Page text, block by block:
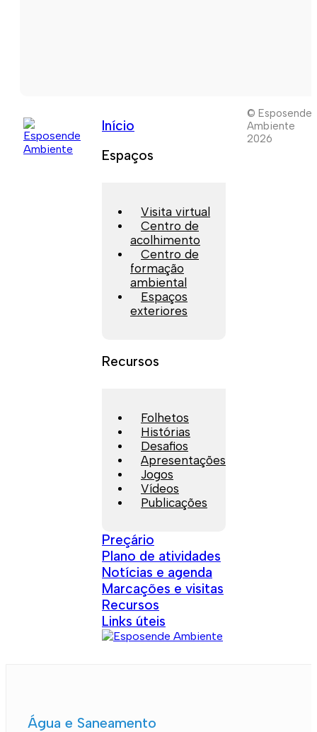
Início
Espaços
Visita virtual
Centro de
acolhimento
Centro de
formação
ambiental
Espaços
exteriores
Recursos
Folhetos
Histórias
Desafios
Apresentações
Jogos
Vídeos
Publicações
Preçário
Plano de atividades
Notícias e agenda
Marcações e visitas
Recursos
Links úteis
© Esposende
Ambiente
2026
Água e Saneamento